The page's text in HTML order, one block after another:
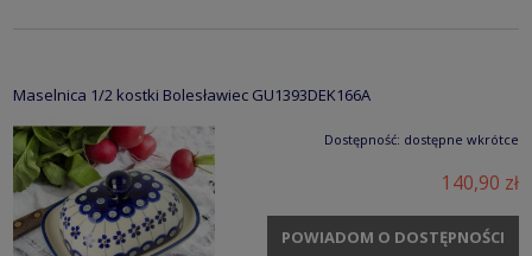
Maselnica 1/2 kostki Bolesławiec GU1393DEK166A
Dostępność: dostępne wkrótce
140,90 zł
POWIADOM O DOSTĘPNOŚCI